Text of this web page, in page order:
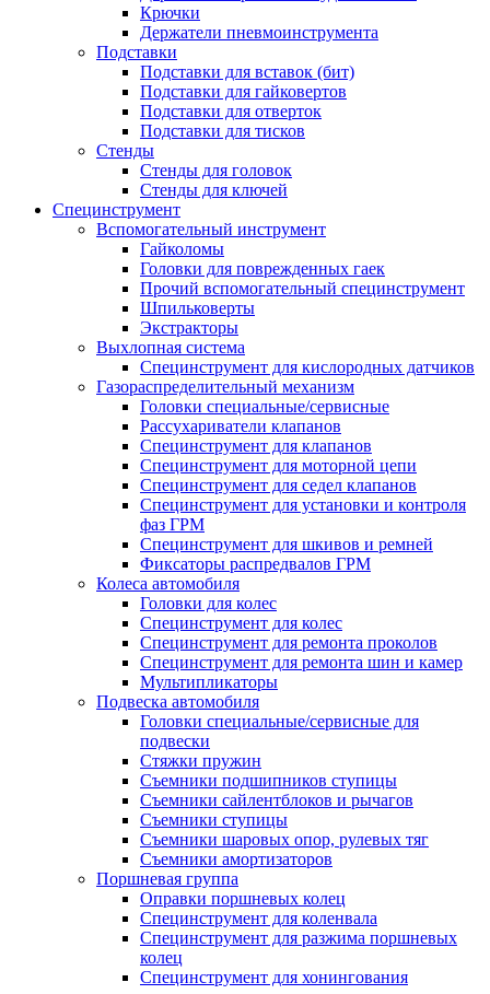
Крючки
Держатели пневмоинструмента
Подставки
Подставки для вставок (бит)
Подставки для гайковертов
Подставки для отверток
Подставки для тисков
Стенды
Стенды для головок
Стенды для ключей
Специнструмент
Вспомогательный инструмент
Гайколомы
Головки для поврежденных гаек
Прочий вспомогательный специнструмент
Шпильковерты
Экстракторы
Выхлопная система
Специнструмент для кислородных датчиков
Газораспределительный механизм
Головки специальные/сервисные
Рассухариватели клапанов
Специнструмент для клапанов
Специнструмент для моторной цепи
Специнструмент для седел клапанов
Специнструмент для установки и контроля
фаз ГРМ
Специнструмент для шкивов и ремней
Фиксаторы распредвалов ГРМ
Колеса автомобиля
Головки для колес
Специнструмент для колес
Специнструмент для ремонта проколов
Специнструмент для ремонта шин и камер
Мультипликаторы
Подвеска автомобиля
Головки специальные/сервисные для
подвески
Стяжки пружин
Съемники подшипников ступицы
Съемники сайлентблоков и рычагов
Съемники ступицы
Съемники шаровых опор, рулевых тяг
Съемники амортизаторов
Поршневая группа
Оправки поршневых колец
Специнструмент для коленвала
Специнструмент для разжима поршневых
колец
Специнструмент для хонингования